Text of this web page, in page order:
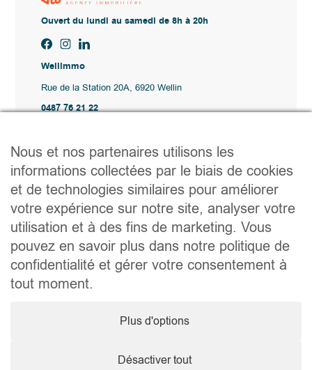
Ouvert du lundi au samedi de 8h à 20h
Wellimmo
Rue de la Station 20A, 6920 Wellin
0487 76 21 22
Acheter
Louer
Vendre
Contact
Liens utiles
Conseils pratiques pour vendre ou louer
Préparer un déménagement
Documents utiles
Notaire.be
Agent immobilier courtier, agrégation octroyée en Belgique
Nous et nos partenaires utilisons les
informations collectées par le biais de cookies
et de technologies similaires pour améliorer
votre expérience sur notre site, analyser votre
utilisation et à des fins de marketing. Vous
pouvez en savoir plus dans notre politique de
confidentialité et gérer votre consentement à
tout moment.
Plus d'options
Désactiver tout